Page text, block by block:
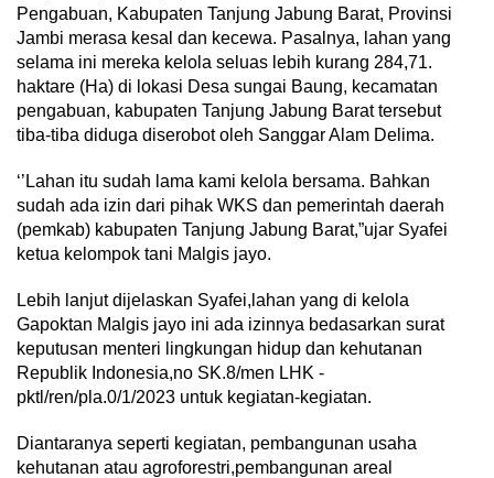
Pengabuan, Kabupaten Tanjung Jabung Barat, Provinsi
Jambi merasa kesal dan kecewa. Pasalnya, lahan yang
selama ini mereka kelola seluas lebih kurang 284,71.
haktare (Ha) di lokasi Desa sungai Baung, kecamatan
pengabuan, kabupaten Tanjung Jabung Barat tersebut
tiba-tiba diduga diserobot oleh Sanggar Alam Delima.
‘’Lahan itu sudah lama kami kelola bersama. Bahkan
sudah ada izin dari pihak WKS dan pemerintah daerah
(pemkab) kabupaten Tanjung Jabung Barat,”ujar Syafei
ketua kelompok tani Malgis jayo.
Lebih lanjut dijelaskan Syafei,lahan yang di kelola
Gapoktan Malgis jayo ini ada izinnya bedasarkan surat
keputusan menteri lingkungan hidup dan kehutanan
Republik Indonesia,no SK.8/men LHK -
pktl/ren/pla.0/1/2023 untuk kegiatan-kegiatan.
Diantaranya seperti kegiatan, pembangunan usaha
kehutanan atau agroforestri,pembangunan areal